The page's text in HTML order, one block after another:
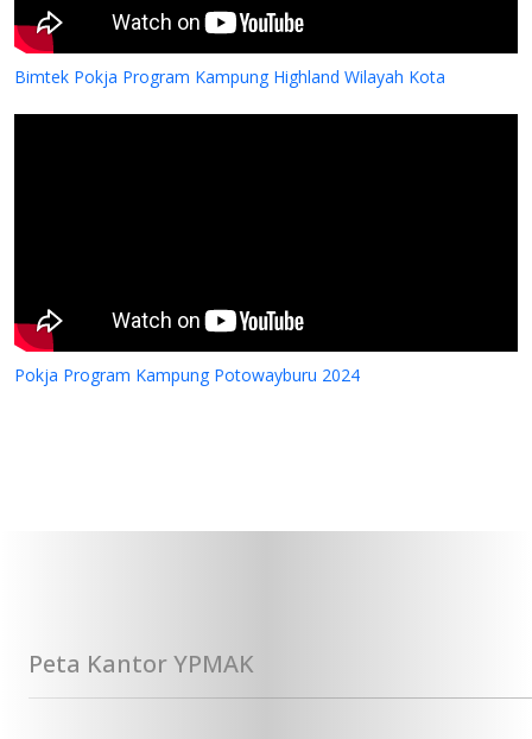
Bimtek Pokja Program Kampung Highland Wilayah Kota
Pokja Program Kampung Potowayburu 2024
Peta Kantor YPMAK